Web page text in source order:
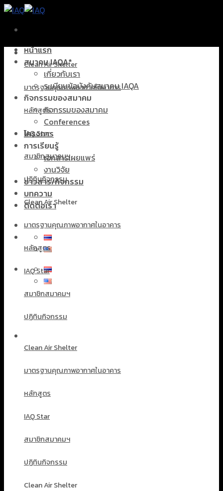
Skip
content
หน้าแรก
สมาคม IAQA*
เกี่ยวกับเรา
ระเบียบข้อบังคับสมาคม IAQA
กิจกรรมของสมาคม
กิจกรรมของสมาคม
Conferences
โครงการ
การเรียนรู้
เอกสารเผยแพร่
งานวิจัย
ข่าวสาร/กิจกรรม
บทความ
ติดต่อเรา
Clean Air Shelter
มาตรฐานคุณภาพอากาศในอาคาร
หลักสูตร
IAQ Star
สมาชิกสมาคมฯ
ปฏิทินกิจกรรม
Clean Air Shelter
มาตรฐานคุณภาพอากาศในอาคาร
หลักสูตร
IAQ Star
สมาชิกสมาคมฯ
ปฏิทินกิจกรรม
Clean Air Shelter
มาตรฐานคุณภาพอากาศในอาคาร
หลักสูตร
IAQ Star
สมาชิกสมาคมฯ
ปฏิทินกิจกรรม
Clean Air Shelter